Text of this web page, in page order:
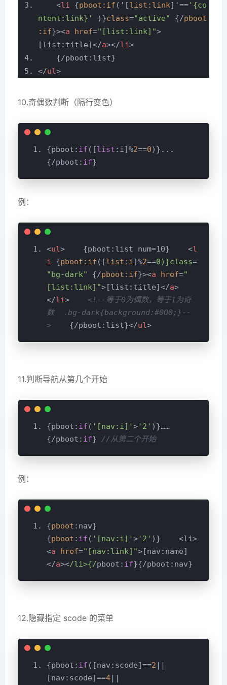
<li {pboot:if ('[list:link]'== '{co
ntent:link}'
)}class="active" {/pboot
:if}><a href="[list:link]">
[list:title]</a></li>
{/pboot:list}
</ul>
10.奇偶数判断（隔行变色）
{pboot: if ([list :i]%2==0)}...
{/pboot: if
例：
<ul> {pboot:list num=10} <l
i {pboot:if ([list:i]%2==0)}class=
"bg-dark"
{/pboot:if}><a href="
[list:link]">[list:title]</a>
</li>
<!--等于0为偶数，等于1为奇
数  .bg-dark{background:#000;}--
> {/pboot:list}</ul>
11.判断导航从第几个开始
{pboot: if ( '[nav:i]' > '2' )}……
{/pboot: if} //从第二个开始
例：
{pboot :nav}
{pboot : if ( '[nav:i]' > '2' )}    <li>
<a href="[nav:link]">[nav:name]
</a></li>{/pboot: if
12.隐藏指定 scode 的菜单
{pboot: if ([nav:scode]==2 ||
[nav:scode]==4 ||